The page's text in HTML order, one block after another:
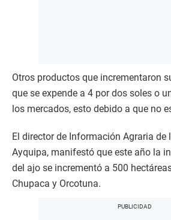
Otros productos que incrementaron
que se expende a 4 por dos soles o
los mercados, esto debido a que no
El director de Información Agraria de
Ayquipa, manifestó que este año la
del ajo se incrementó a 500
Chupaca y Orcotuna.